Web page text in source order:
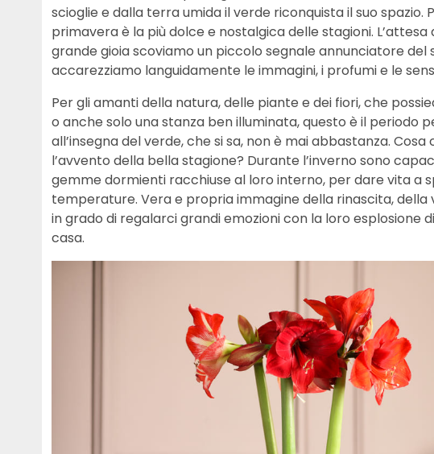
scioglie e dalla terra umida il verde riconquista il suo
primavera è la più dolce e nostalgica delle stagioni.
grande gioia scoviamo un piccolo segnale annunciatore
accarezziamo languidamente le immagini, i profumi e le
Per gli amanti della natura, delle piante e dei fiori, che
o anche solo una stanza ben illuminata, questo è il
all’insegna del verde, che si sa, non è mai abbastanza.
l’avvento della bella stagione? Durante l’inverno sono
gemme dormienti racchiuse al loro interno, per dare vita a
temperature. Vera e propria immagine della rinascita, della
in grado di regalarci grandi emozioni con la loro esplosione
casa.